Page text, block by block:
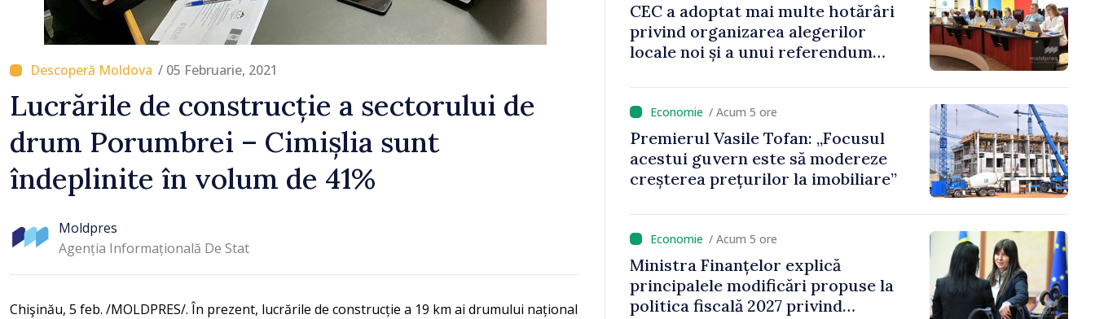
/ 05 Februarie, 2021
Lucrările de construcție a sectorului de
drum Porumbrei – Cimișlia sunt
îndeplinite în volum de 41%
Moldpres
Agenția Informațională De Stat
Chişinău, 5 feb. /MOLDPRES/. În prezent, lucrările de construcție a 19 km ai drumului național
CEC a adoptat mai multe hotărâri
privind organizarea alegerilor
locale noi și a unui referendum
/ Acum 5 ore
Premierul Vasile Tofan: „Focusul
acestui guvern este să modereze
creșterea prețurilor la imobiliare”
/ Acum 5 ore
Ministra Finanțelor explică
principalele modificări propuse la
politica fiscală 2027 privind